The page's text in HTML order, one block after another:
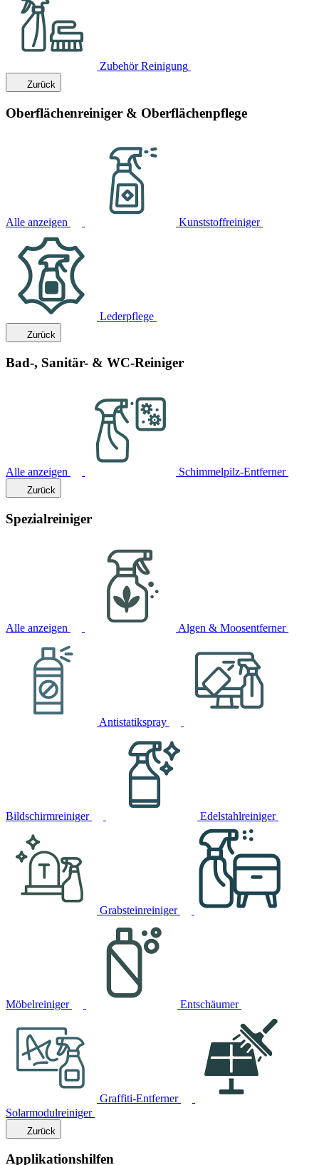
Zubehör Reinigung
Zurück
Oberflächenreiniger & Oberflächenpflege
Alle anzeigen Kunststoffreiniger
Lederpflege
Zurück
Bad-, Sanitär- & WC-Reiniger
Alle anzeigen Schimmelpilz-Entferner
Zurück
Spezialreiniger
Alle anzeigen Algen & Moosentferner
Antistatikspray
Bildschirmreiniger Edelstahlreiniger
Grabsteinreiniger
Möbelreiniger Entschäumer
Graffiti-Entferner
Solarmodulreiniger
Zurück
Applikationshilfen